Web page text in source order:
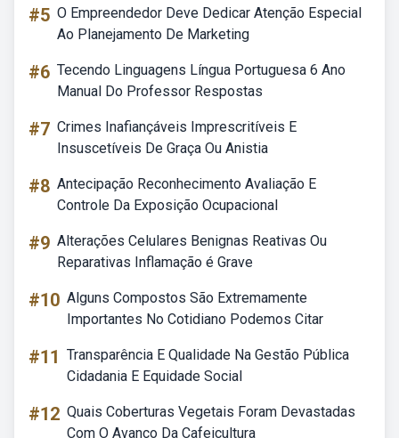
#5 O Empreendedor Deve Dedicar Atenção Especial
Ao Planejamento De Marketing
#6 Tecendo Linguagens Língua Portuguesa 6 Ano
Manual Do Professor Respostas
#7 Crimes Inafiançáveis Imprescritíveis E
Insuscetíveis De Graça Ou Anistia
#8 Antecipação Reconhecimento Avaliação E
Controle Da Exposição Ocupacional
#9 Alterações Celulares Benignas Reativas Ou
Reparativas Inflamação é Grave
#10 Alguns Compostos São Extremamente
Importantes No Cotidiano Podemos Citar
#11 Transparência E Qualidade Na Gestão Pública
Cidadania E Equidade Social
#12 Quais Coberturas Vegetais Foram Devastadas
Com O Avanço Da Cafeicultura